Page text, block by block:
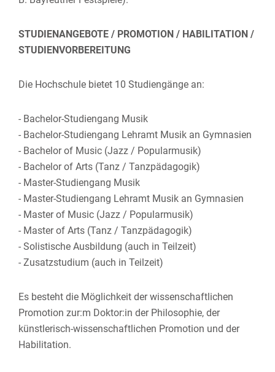
STUDIENANGEBOTE / PROMOTION / HABILITATION /
STUDIENVORBEREITUNG
Die Hochschule bietet 10 Studiengänge an:
- Bachelor-Studiengang Musik
- Bachelor-Studiengang Lehramt Musik an Gymnasien
- Bachelor of Music (Jazz / Popularmusik)
- Bachelor of Arts (Tanz / Tanzpädagogik)
- Master-Studiengang Musik
- Master-Studiengang Lehramt Musik an Gymnasien
- Master of Music (Jazz / Popularmusik)
- Master of Arts (Tanz / Tanzpädagogik)
- Solistische Ausbildung (auch in Teilzeit)
- Zusatzstudium (auch in Teilzeit)
Es besteht die Möglichkeit der wissenschaftlichen
Promotion zur:m Doktor:in der Philosophie, der
künstlerisch-wissenschaftlichen Promotion und der
Habilitation.